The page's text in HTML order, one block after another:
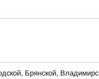
Брянской,